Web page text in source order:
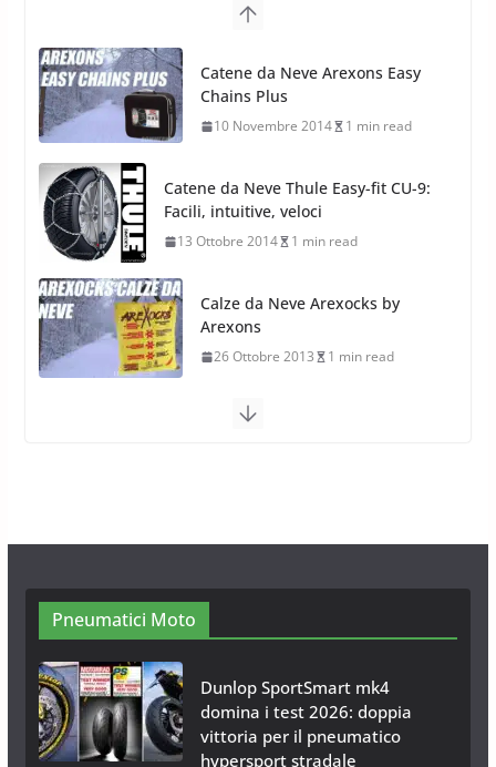
Stagioni 2022
17 Febbraio 2022
Catene da Neve Arexons Easy
Chains Plus
10 Novembre 2014 1 min read
Catene da Neve Thule Easy-fit CU-9:
Facili, intuitive, veloci
13 Ottobre 2014 1 min read
Calze da Neve Arexocks by
Arexons
26 Ottobre 2013 1 min read
Calze da Neve per Auto 2025:
26 Gennaio 2017
Pneumatici Moto
Dunlop SportSmart mk4
domina i test 2026: doppia
vittoria per il pneumatico
hypersport stradale